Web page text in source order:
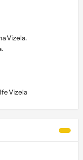
Vizela.
Vizela